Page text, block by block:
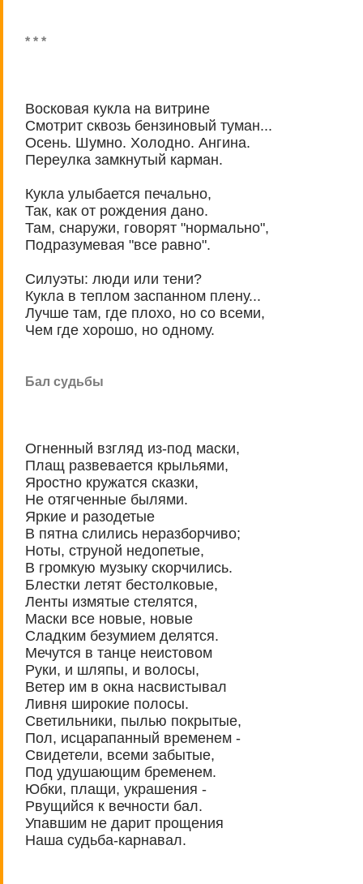
* * *
Восковая кукла на витрине
Смотрит сквозь бензиновый туман...
Осень. Шумно. Холодно. Ангина.
Переулка замкнутый карман.
Кукла улыбается печально,
Так, как от рождения дано.
Там, снаружи, говорят "нормально",
Подразумевая "все равно".
Силуэты: люди или тени?
Кукла в теплом заспанном плену...
Лучше там, где плохо, но со всеми,
Чем где хорошо, но одному.
Бал судьбы
Огненный взгляд из-под маски,
Плащ развевается крыльями,
Яростно кружатся сказки,
Не отягченные былями.
Яркие и разодетые
В пятна слились неразборчиво;
Ноты, струной недопетые,
В громкую музыку скорчились.
Блестки летят бестолковые,
Ленты измятые стелятся,
Маски все новые, новые
Сладким безумием делятся.
Мечутся в танце неистовом
Руки, и шляпы, и волосы,
Ветер им в окна насвистывал
Ливня широкие полосы.
Светильники, пылью покрытые,
Пол, исцарапанный временем -
Свидетели, всеми забытые,
Под удушающим бременем.
Юбки, плащи, украшения -
Рвущийся к вечности бал.
Упавшим не дарит прощения
Наша судьба-карнавал.